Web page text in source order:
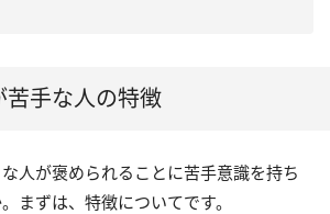
手な人の特徴
人が褒められることに苦手意識を持ち
まずは、特徴についてです。